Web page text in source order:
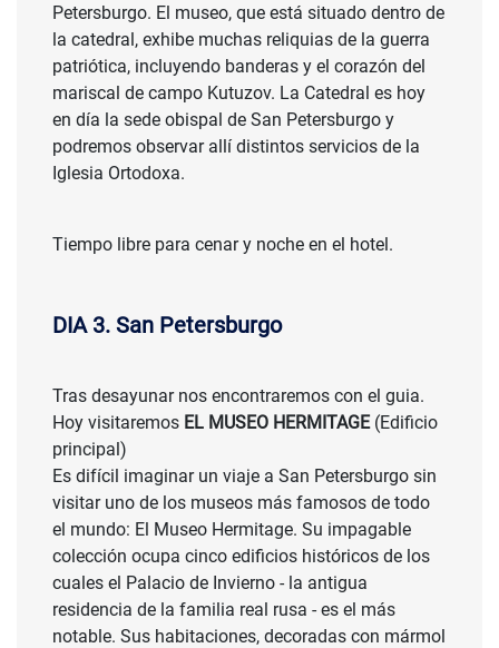
Petersburgo. El museo, que está situado dentro de
la catedral, exhibe muchas reliquias de la guerra
patriótica, incluyendo banderas y el corazón del
mariscal de campo Kutuzov. La Catedral es hoy
en día la sede obispal de San Petersburgo y
podremos observar allí distintos servicios de la
Iglesia Ortodoxa.
Tiempo libre para cenar y noche en el hotel.
DIA 3. San Petersburgo
Tras desayunar nos encontraremos con el guia.
Hoy visitaremos EL MUSEO HERMITAGE(Edificio
principal)
Es difícil imaginar un viaje a San Petersburgo sin
visitar uno de los museos más famosos de todo
el mundo: El Museo Hermitage. Su impagable
colección ocupa cinco edificios históricos de los
cuales el Palacio de Invierno - la antigua
residencia de la familia real rusa - es el más
notable. Sus habitaciones, decoradas con mármol